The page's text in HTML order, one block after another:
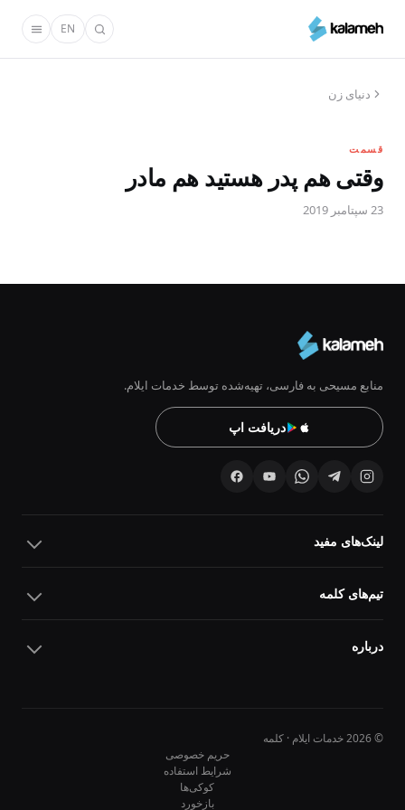
محتوای
EN
دنیای زن
قسمت
وقتی هم پدر هستید هم مادر
23 سپتامبر 2019
منابع مسیحی به فارسی، تهیه‌شده توسط خدمات ایلام.
دریافت اپ
لینک‌های مفید
تیم‌های کلمه
درباره
© 2026 خدمات ایلام · کلمه
حریم خصوصی
شرایط استفاده
کوکی‌ها
بازخورد
10